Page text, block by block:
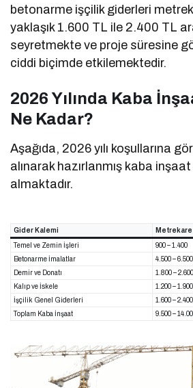
betonarme işçilik giderleri
yaklaşık 1.600 TL ile 2.400 TL
seyretmekte ve proje süresine
ciddi biçimde etkilemektedir.
2026 Yılında Kaba
Ne Kadar?
Aşağıda, 2026 yılı koşullarına
alınarak hazırlanmış kaba inşaat
almaktadır.
Gider Kalemi
Metrekare
Temel ve Zemin İşleri
900 – 1.400
Betonarme İmalatlar
4.500 – 6.500
Demir ve Donatı
1.800 – 2.600
Kalıp ve İskele
1.200 – 1.900
İşçilik Genel Giderleri
1.600 – 2.400
Toplam Kaba İnşaat
9.500 –